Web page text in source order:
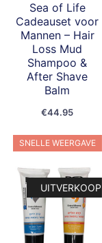
Sea of Life
Cadeauset voor
Mannen – Hair
Loss Mud
Shampoo &
After Shave
Balm
€44.95
SNELLE WEERGAVE
UITVERKOOP!